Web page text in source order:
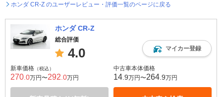
ホンダ CR-Z のユーザーレビュー・評価一覧のページに戻る
ホンダ CR-Z
総合評価
4.0 マイカー登録
新車価格 （税込）
270 .0万円〜292 .0万円
中古車本体価格
14 .9万円〜264 .9万円